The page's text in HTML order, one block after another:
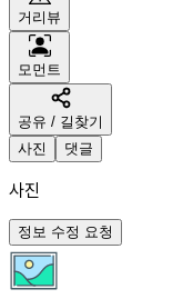
거리뷰
모먼트
공유 / 길찾기
사진
댓글
사진
정보 수정 요청